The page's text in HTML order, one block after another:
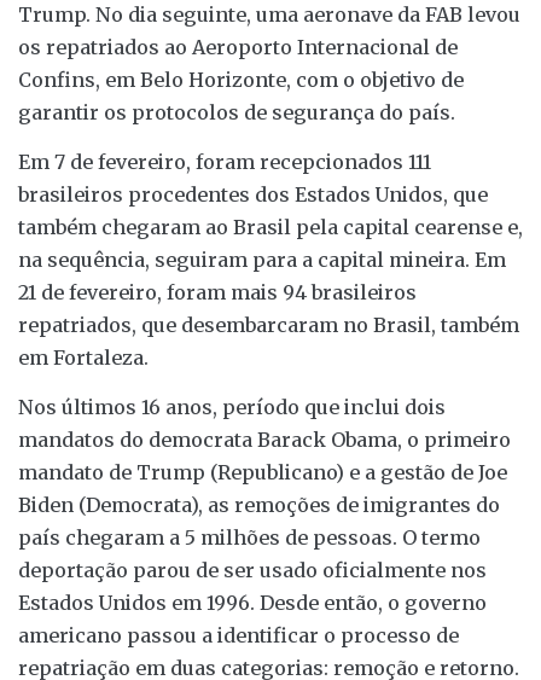
Trump. No dia seguinte, uma aeronave da FAB levou
os repatriados ao Aeroporto Internacional de
Confins, em Belo Horizonte, com o objetivo de
garantir os protocolos de segurança do país.
Em 7 de fevereiro, foram recepcionados 111
brasileiros procedentes dos Estados Unidos, que
também chegaram ao Brasil pela capital cearense e,
na sequência, seguiram para a capital mineira. Em
21 de fevereiro, foram mais 94 brasileiros
repatriados, que desembarcaram no Brasil, também
em Fortaleza.
Nos últimos 16 anos, período que inclui dois
mandatos do democrata Barack Obama, o primeiro
mandato de Trump (Republicano) e a gestão de Joe
Biden (Democrata), as remoções de imigrantes do
país chegaram a 5 milhões de pessoas. O termo
deportação parou de ser usado oficialmente nos
Estados Unidos em 1996. Desde então, o governo
americano passou a identificar o processo de
repatriação em duas categorias: remoção e retorno.